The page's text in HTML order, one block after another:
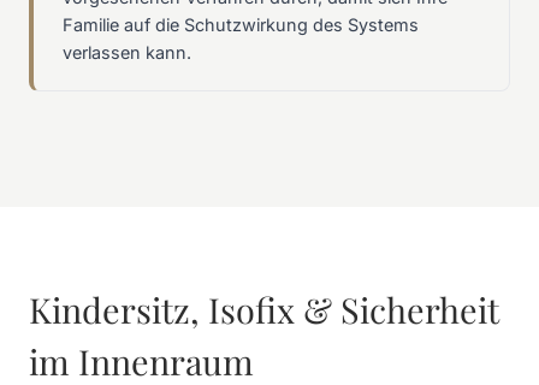
Familie auf die Schutzwirkung des Systems
verlassen kann.
Kindersitz, Isofix & Sicherheit
im Innenraum